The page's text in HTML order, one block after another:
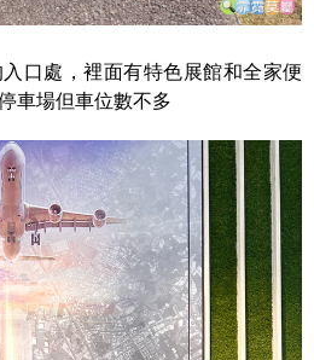
口處，裡面有特色展館和全家便
車場但車位數不多